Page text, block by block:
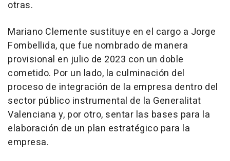
otras.
Mariano Clemente sustituye en el cargo a Jorge
Fombellida, que fue nombrado de manera
provisional en julio de 2023 con un doble
cometido. Por un lado, la culminación del
proceso de integración de la empresa dentro del
sector público instrumental de la Generalitat
Valenciana y, por otro, sentar las bases para la
elaboración de un plan estratégico para la
empresa.